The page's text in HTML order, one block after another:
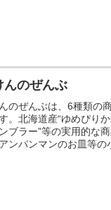
んのぜんぶ
のぜんぶは、6種類の
。北海道産“ゆめぴり
ブラー”等の実用的な
ンパンマンのお皿等の